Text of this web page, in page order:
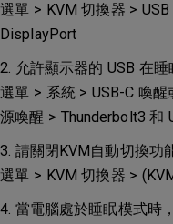
選單 > KVM 切換器 >
DisplayPort
2. 允許顯示器的 USB 在
選單 > 系統 > USB-C 喚
源喚醒 > Thunderbolt3 和
3. 請關閉KVM自動切換功
選單 > KVM 切換器 >
4. 當電腦處於睡眠模式時